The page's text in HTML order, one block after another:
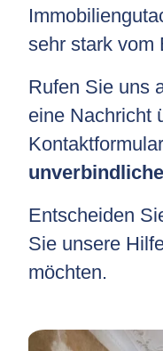
sehr stark vom
Rufen Sie uns
eine Nachricht
Entscheiden
Sie unsere
möchten.